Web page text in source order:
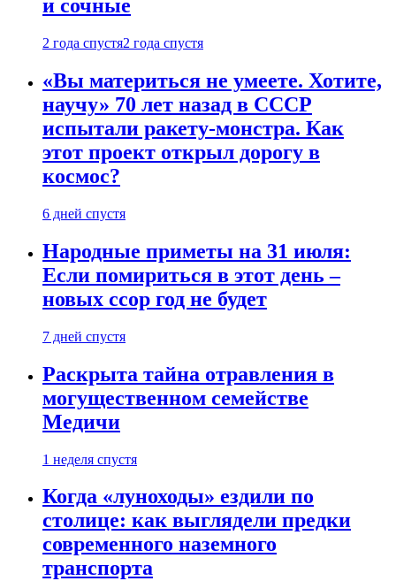
и сочные
2 года спустя2 года спустя
«Вы материться не умеете. Хотите,
научу» 70 лет назад в СССР
испытали ракету-монстра. Как
этот проект открыл дорогу в
космос?
6 дней спустя
Народные приметы на 31 июля:
Если помириться в этот день –
новых ссор год не будет
7 дней спустя
Раскрыта тайна отравления в
могущественном семействе
Медичи
1 неделя спустя
Когда «луноходы» ездили по
столице: как выглядели предки
современного наземного
транспорта